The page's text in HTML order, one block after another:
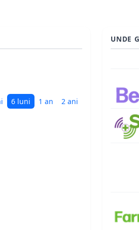
6 luni 1 an 2 ani
UNDE